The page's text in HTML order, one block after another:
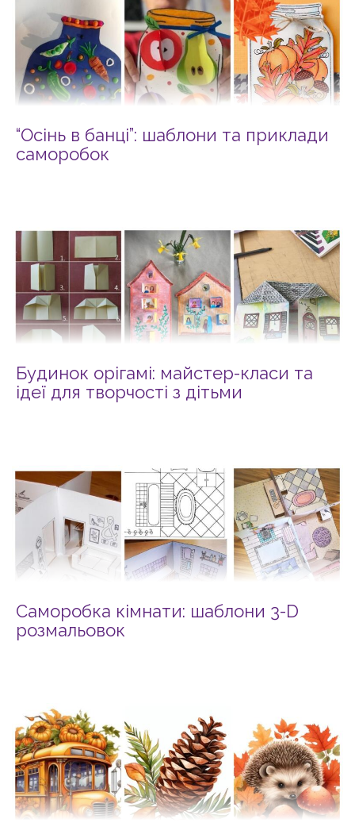
“Осінь в банці”: шаблони та приклади
саморобок
Будинок орігамі: майстер-класи та
ідеї для творчості з дітьми
Саморобка кімнати: шаблони 3-D
розмальовок